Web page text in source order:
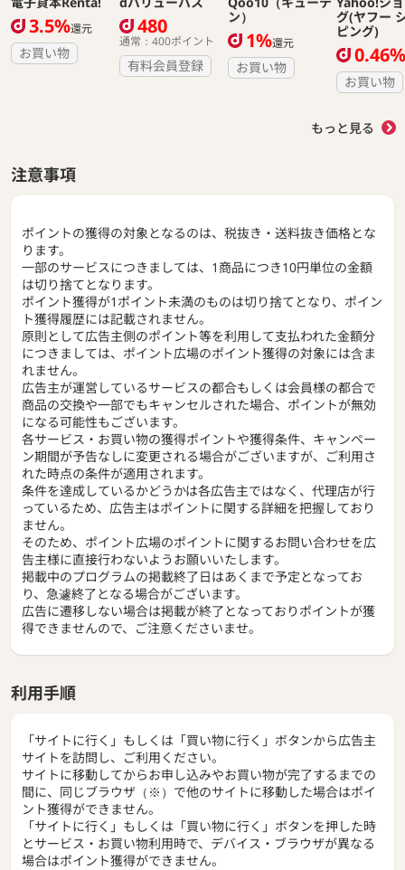
3.5%還元
お買い物
480
通常：400ポイント
有料会員登録
ン）
1%還元
お買い物
グ(ヤフー
ピング)
0.46%
お買い物
もっと見る
注意事項
ポイントの獲得の対象となるのは、税抜き・送料抜き価格とな
ります。
一部のサービスにつきましては、1商品につき10円単位の金額
は切り捨てとなります。
ポイント獲得が1ポイント未満のものは切り捨てとなり、ポイン
ト獲得履歴には記載されません。
原則として広告主側のポイント等を利用して支払われた金額分
につきましては、ポイント広場のポイント獲得の対象には含ま
れません。
広告主が運営しているサービスの都合もしくは会員様の都合で
商品の交換や一部でもキャンセルされた場合、ポイントが無効
になる可能性もございます。
各サービス・お買い物の獲得ポイントや獲得条件、キャンペー
ン期間が予告なしに変更される場合がございますが、ご利用さ
れた時点の条件が適用されます。
条件を達成しているかどうかは各広告主ではなく、代理店が行
っているため、広告主はポイントに関する詳細を把握しており
ません。
そのため、ポイント広場のポイントに関するお問い合わせを広
告主様に直接行わないようお願いいたします。
掲載中のプログラムの掲載終了日はあくまで予定となってお
り、急遽終了となる場合がございます。
広告に遷移しない場合は掲載が終了となっておりポイントが獲
得できませんので、ご注意くださいませ。
利用手順
「サイトに行く」もしくは「買い物に行く」ボタンから広告主
サイトを訪問し、ご利用ください。
サイトに移動してからお申し込みやお買い物が完了するまでの
間に、同じブラウザ（※）で他のサイトに移動した場合はポイ
ント獲得ができません。
「サイトに行く」もしくは「買い物に行く」ボタンを押した時
とサービス・お買い物利用時で、デバイス・ブラウザが異なる
場合はポイント獲得ができません。